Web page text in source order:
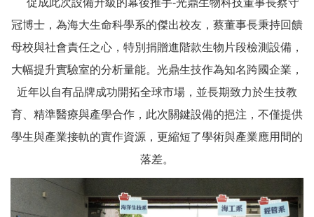
冠博士，為海大生命科學系的傑出校友，蔡董事長秉持回饋
母校與社會責任之心，特別捐贈進階款生物片段檢測設備，
大幅提升實驗室的分析量能。光鼎生技作為知名跨國企業，
近年以自有品牌成功開拓全球市場，並長期致力於生技教
育、精準醫療與產學合作，此次關鍵設備的挹注，不僅提供
學生與產業接軌的實作資源，更縮短了學術與產業應用間的
落差。